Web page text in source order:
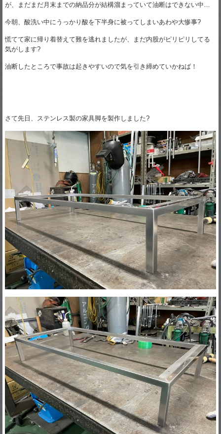
が、まだまだ月末までの納品分が結構溜まっていて油断はできない中…
今朝、酸洗い中にうっかり酸を下半身に被ってしまいあわや大惨事?
慌てて家に帰り着替えて難を逃れましたが、まだ内股がピリピリしてる
気がします?
油断したところで事故は起きやすいので気を引き締めていかねば！
さて先日、ステンレス製の家具脚を製作しました?